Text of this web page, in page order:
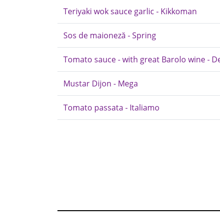
Teriyaki wok sauce garlic - Kikkoman
Sos de maioneză - Spring
Tomato sauce - with great Barolo wine -
Mustar Dijon - Mega
Tomato passata - Italiamo